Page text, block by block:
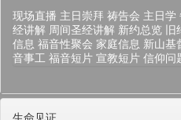
现场直播 主日崇拜 祷告会 主日学
经讲解 周间圣经讲解 新约总览
信息 福音性聚会 家庭信息 新山基
音事工 福音短片 宣教短片 信仰问
生命见证